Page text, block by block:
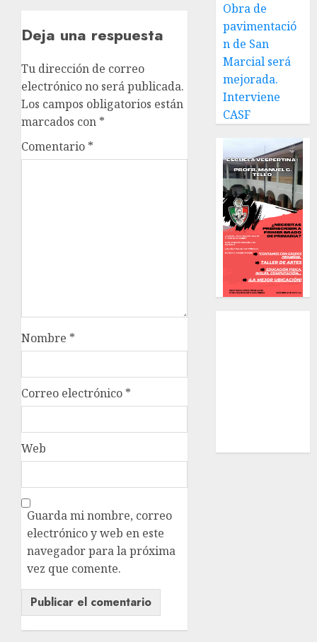
Deja una respuesta
Tu dirección de correo
electrónico no será publicada.
Los campos obligatorios están
marcados con *
Comentario *
Nombre *
Correo electrónico *
Web
Guarda mi nombre, correo
electrónico y web en este
navegador para la próxima
vez que comente.
Obra de
pavimentació
n de San
Marcial será
mejorada.
Interviene
CASF